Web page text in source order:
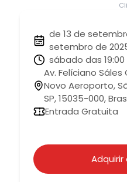
de 13 de
setembro de
sábado das 19:00
Av. Felíciano Sáles
Novo Aeroporto,
SP, 15035-000,
Entrada Gratuita
Adquirir